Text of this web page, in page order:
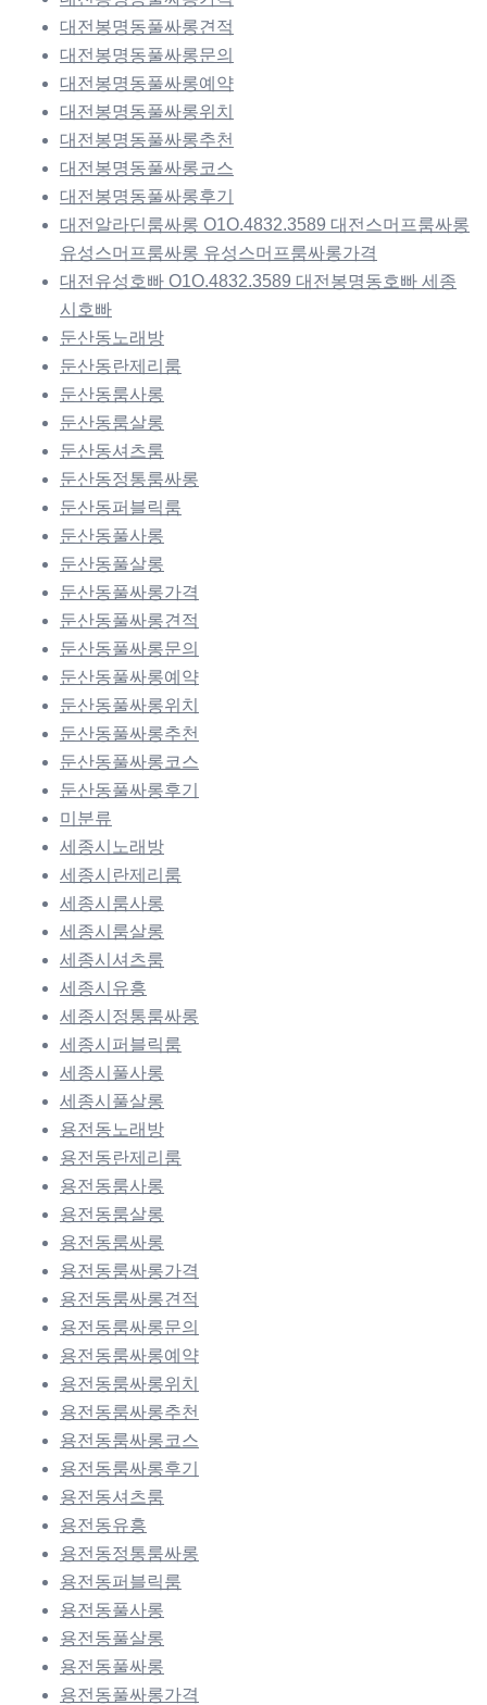
대전봉명동풀싸롱견적
대전봉명동풀싸롱문의
대전봉명동풀싸롱예약
대전봉명동풀싸롱위치
대전봉명동풀싸롱추천
대전봉명동풀싸롱코스
대전봉명동풀싸롱후기
대전알라딘룸싸롱 O1O.4832.3589 대전스머프룸싸롱
유성스머프룸싸롱 유성스머프룸싸롱가격
대전유성호빠 O1O.4832.3589 대전봉명동호빠 세종
시호빠
둔산동노래방
둔산동란제리룸
둔산동룸사롱
둔산동룸살롱
둔산동셔츠룸
둔산동정통룸싸롱
둔산동퍼블릭룸
둔산동풀사롱
둔산동풀살롱
둔산동풀싸롱가격
둔산동풀싸롱견적
둔산동풀싸롱문의
둔산동풀싸롱예약
둔산동풀싸롱위치
둔산동풀싸롱추천
둔산동풀싸롱코스
둔산동풀싸롱후기
미분류
세종시노래방
세종시란제리룸
세종시룸사롱
세종시룸살롱
세종시셔츠룸
세종시유흥
세종시정통룸싸롱
세종시퍼블릭룸
세종시풀사롱
세종시풀살롱
용전동노래방
용전동란제리룸
용전동룸사롱
용전동룸살롱
용전동룸싸롱
용전동룸싸롱가격
용전동룸싸롱견적
용전동룸싸롱문의
용전동룸싸롱예약
용전동룸싸롱위치
용전동룸싸롱추천
용전동룸싸롱코스
용전동룸싸롱후기
용전동셔츠룸
용전동유흥
용전동정통룸싸롱
용전동퍼블릭룸
용전동풀사롱
용전동풀살롱
용전동풀싸롱
용전동풀싸롱가격